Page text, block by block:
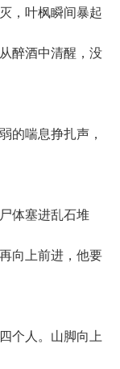
，叶枫瞬间暴起
醉酒中清醒，没
喘息挣扎声，
体塞进乱石堆
向上前进，他要
个人。山脚向上